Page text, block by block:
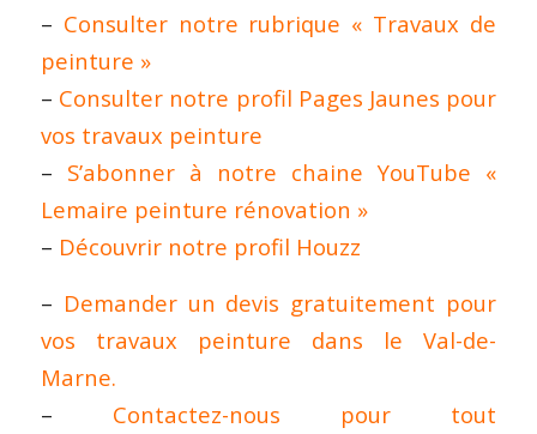
– Consulter notre rubrique « Travaux de
peinture »
– Consulter notre profil Pages Jaunes pour
vos travaux peinture
– S’abonner à notre chaine YouTube «
Lemaire peinture rénovation »
– Découvrir notre profil Houzz
– Demander un devis gratuitement pour
vos travaux peinture dans le Val-de-
Marne.
– Contactez-nous pour tout